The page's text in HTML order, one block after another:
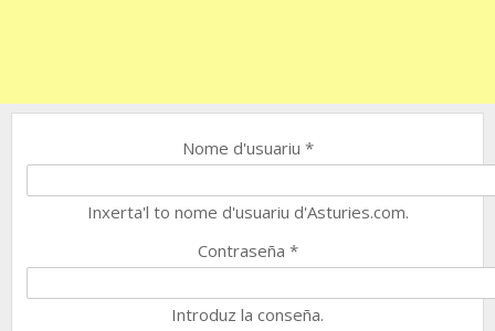
Nome d'usuariu *
Inxerta'l to nome d'usuariu d'Asturies.com.
Contraseña *
Introduz la conseña.